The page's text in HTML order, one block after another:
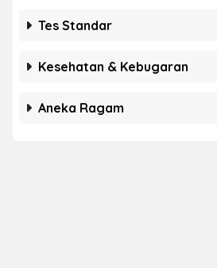
Tes Standar
Kesehatan & Kebugaran
Aneka Ragam